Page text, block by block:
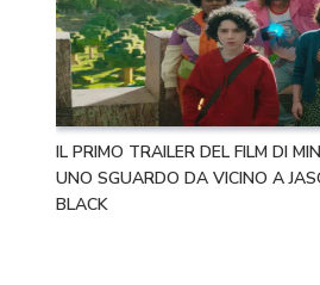
IL PRIMO TRAILER DEL FILM DI
UNO SGUARDO DA VICINO A
BLACK